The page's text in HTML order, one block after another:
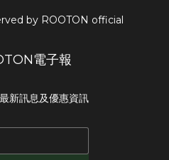
by ROOTON official
電子報
新訊息及優惠資訊